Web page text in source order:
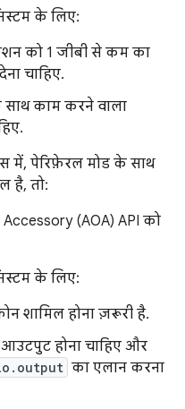
के लिए:
को 1 जीबी से कम का
चाहिए.
काम करने वाला
में, पेरिफ़ेरल मोड के साथ
है, तो:
(AOA) API को
के लिए:
शामिल होना ज़रूरी है.
होना चाहिए और
का एलान करना